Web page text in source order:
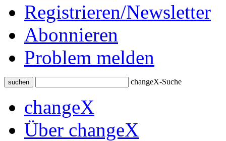
Registrieren/Newsletter
Abonnieren
Problem melden
suchen changeX-Suche
changeX
Über changeX